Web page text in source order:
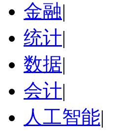
金融|
统计|
数据|
会计|
人工智能|